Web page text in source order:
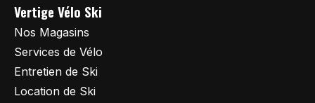
Vertige Vélo Ski
Nos Magasins
Services de Vélo
Entretien de Ski
Location de Ski